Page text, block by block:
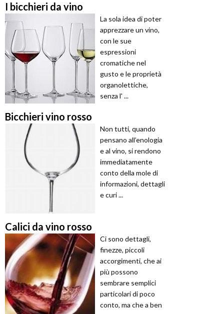
I bicchieri da vino
La sola idea di poter
apprezzare un vino,
con le sue
espressioni
cromatiche nel
gusto e le proprietà
organolettiche,
senza l' ...
Bicchieri vino rosso
Non tutti, quando
pensano all’enologia
e al vino, si rendono
immediatamente
conto della mole di
informazioni, dettagli
e curi ...
Calici da vino rosso
Ci sono dettagli,
finezze, piccoli
accorgimenti, che ai
più possono
sembrare semplici
particolari di poco
conto, ma che a ben